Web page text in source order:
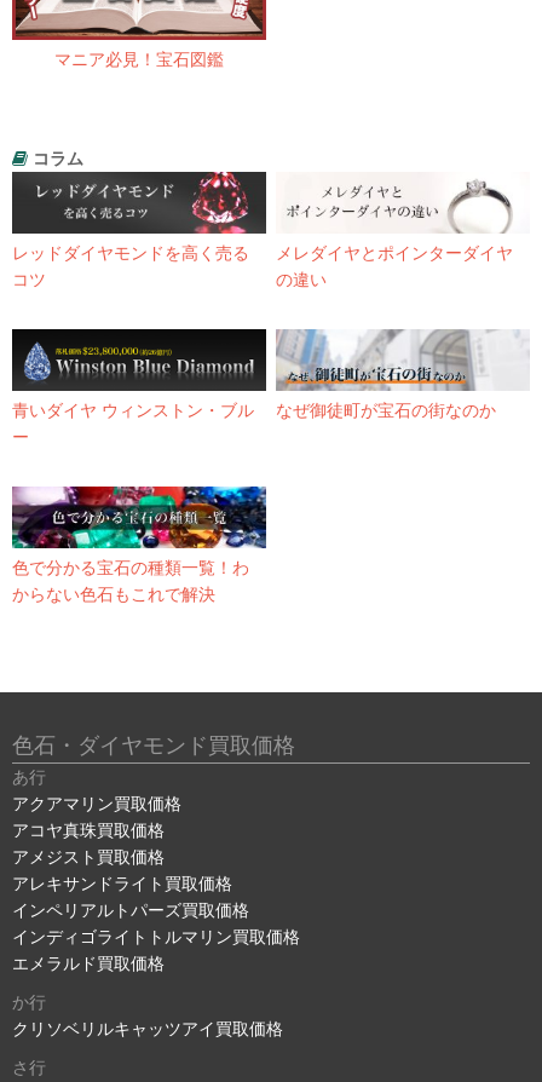
マニア必見！宝石図鑑
コラム
レッドダイヤモンドを高く売る
コツ
メレダイヤとポインターダイヤ
の違い
青いダイヤ ウィンストン・ブル
ー
なぜ御徒町が宝石の街なのか
色で分かる宝石の種類一覧！わ
からない色石もこれで解決
色石・ダイヤモンド買取価格
あ行
アクアマリン買取価格
アコヤ真珠買取価格
アメジスト買取価格
アレキサンドライト買取価格
インペリアルトパーズ買取価格
インディゴライトトルマリン買取価格
エメラルド買取価格
か行
クリソベリルキャッツアイ買取価格
さ行